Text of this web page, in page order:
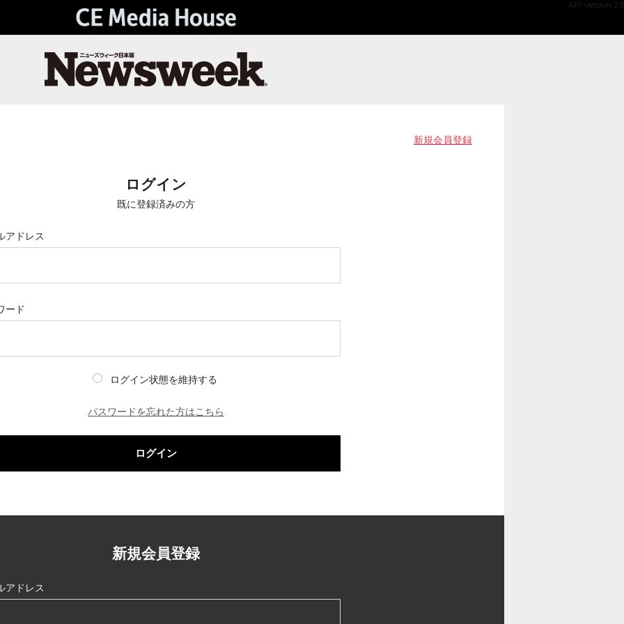
API Version 2.0
新規会員登録
ログイン
既に登録済みの方
アドレス
ード
ログイン状態を維持する
パスワードを忘れた方はこちら
ログイン
新規会員登録
アドレス